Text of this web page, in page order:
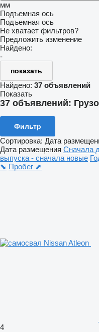
мм
Подъемная ось
Подъемная ось
Не хватает фильтров?
Предложить изменение
Найдено:
-
показать
Найдено: 37 объявлений
Показать
37 объявлений:
Фильтр
Сортировка: Дата
Дата размещения Сначала
выпуска - сначала новые
⬊ Пробег ⬈
4